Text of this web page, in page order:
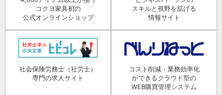
コクヨ家具初の
公式オンラインショップ
スキルと視野を拡げる
情報サイト
社会保険労務士（社労士）
専門の求人サイト
コスト削減・業務効率化
ができるクラウド型の
WEB購買管理システム